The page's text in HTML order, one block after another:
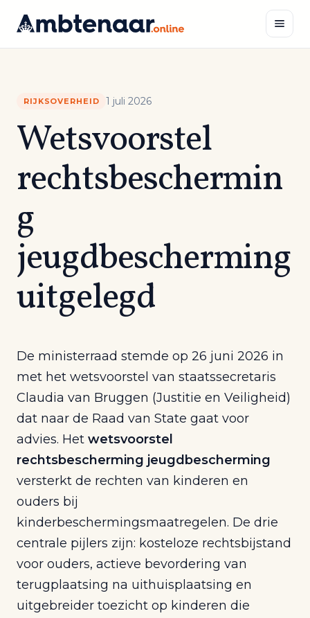
inhoud
RIJKSOVERHEID 1 juli 2026
Wetsvoorstel
rechtsbeschermin
g
jeugdbescherming
uitgelegd
De ministerraad stemde op 26 juni 2026 in
met het wetsvoorstel van staatssecretaris
Claudia van Bruggen (Justitie en Veiligheid)
dat naar de Raad van State gaat voor
advies. Het wetsvoorstel
rechtsbescherming jeugdbescherming
versterkt de rechten van kinderen en
ouders bij
kinderbeschermingsmaatregelen. De drie
centrale pijlers zijn: kosteloze rechtsbijstand
voor ouders, actieve bevordering van
terugplaatsing na uithuisplaatsing en
uitgebreider toezicht op kinderen die